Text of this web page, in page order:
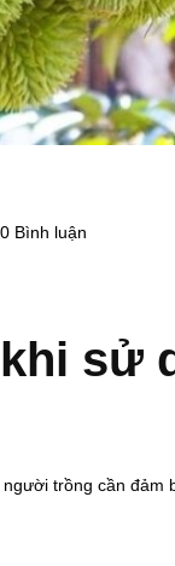
0 Bình luận
sử
trồng cần đảm